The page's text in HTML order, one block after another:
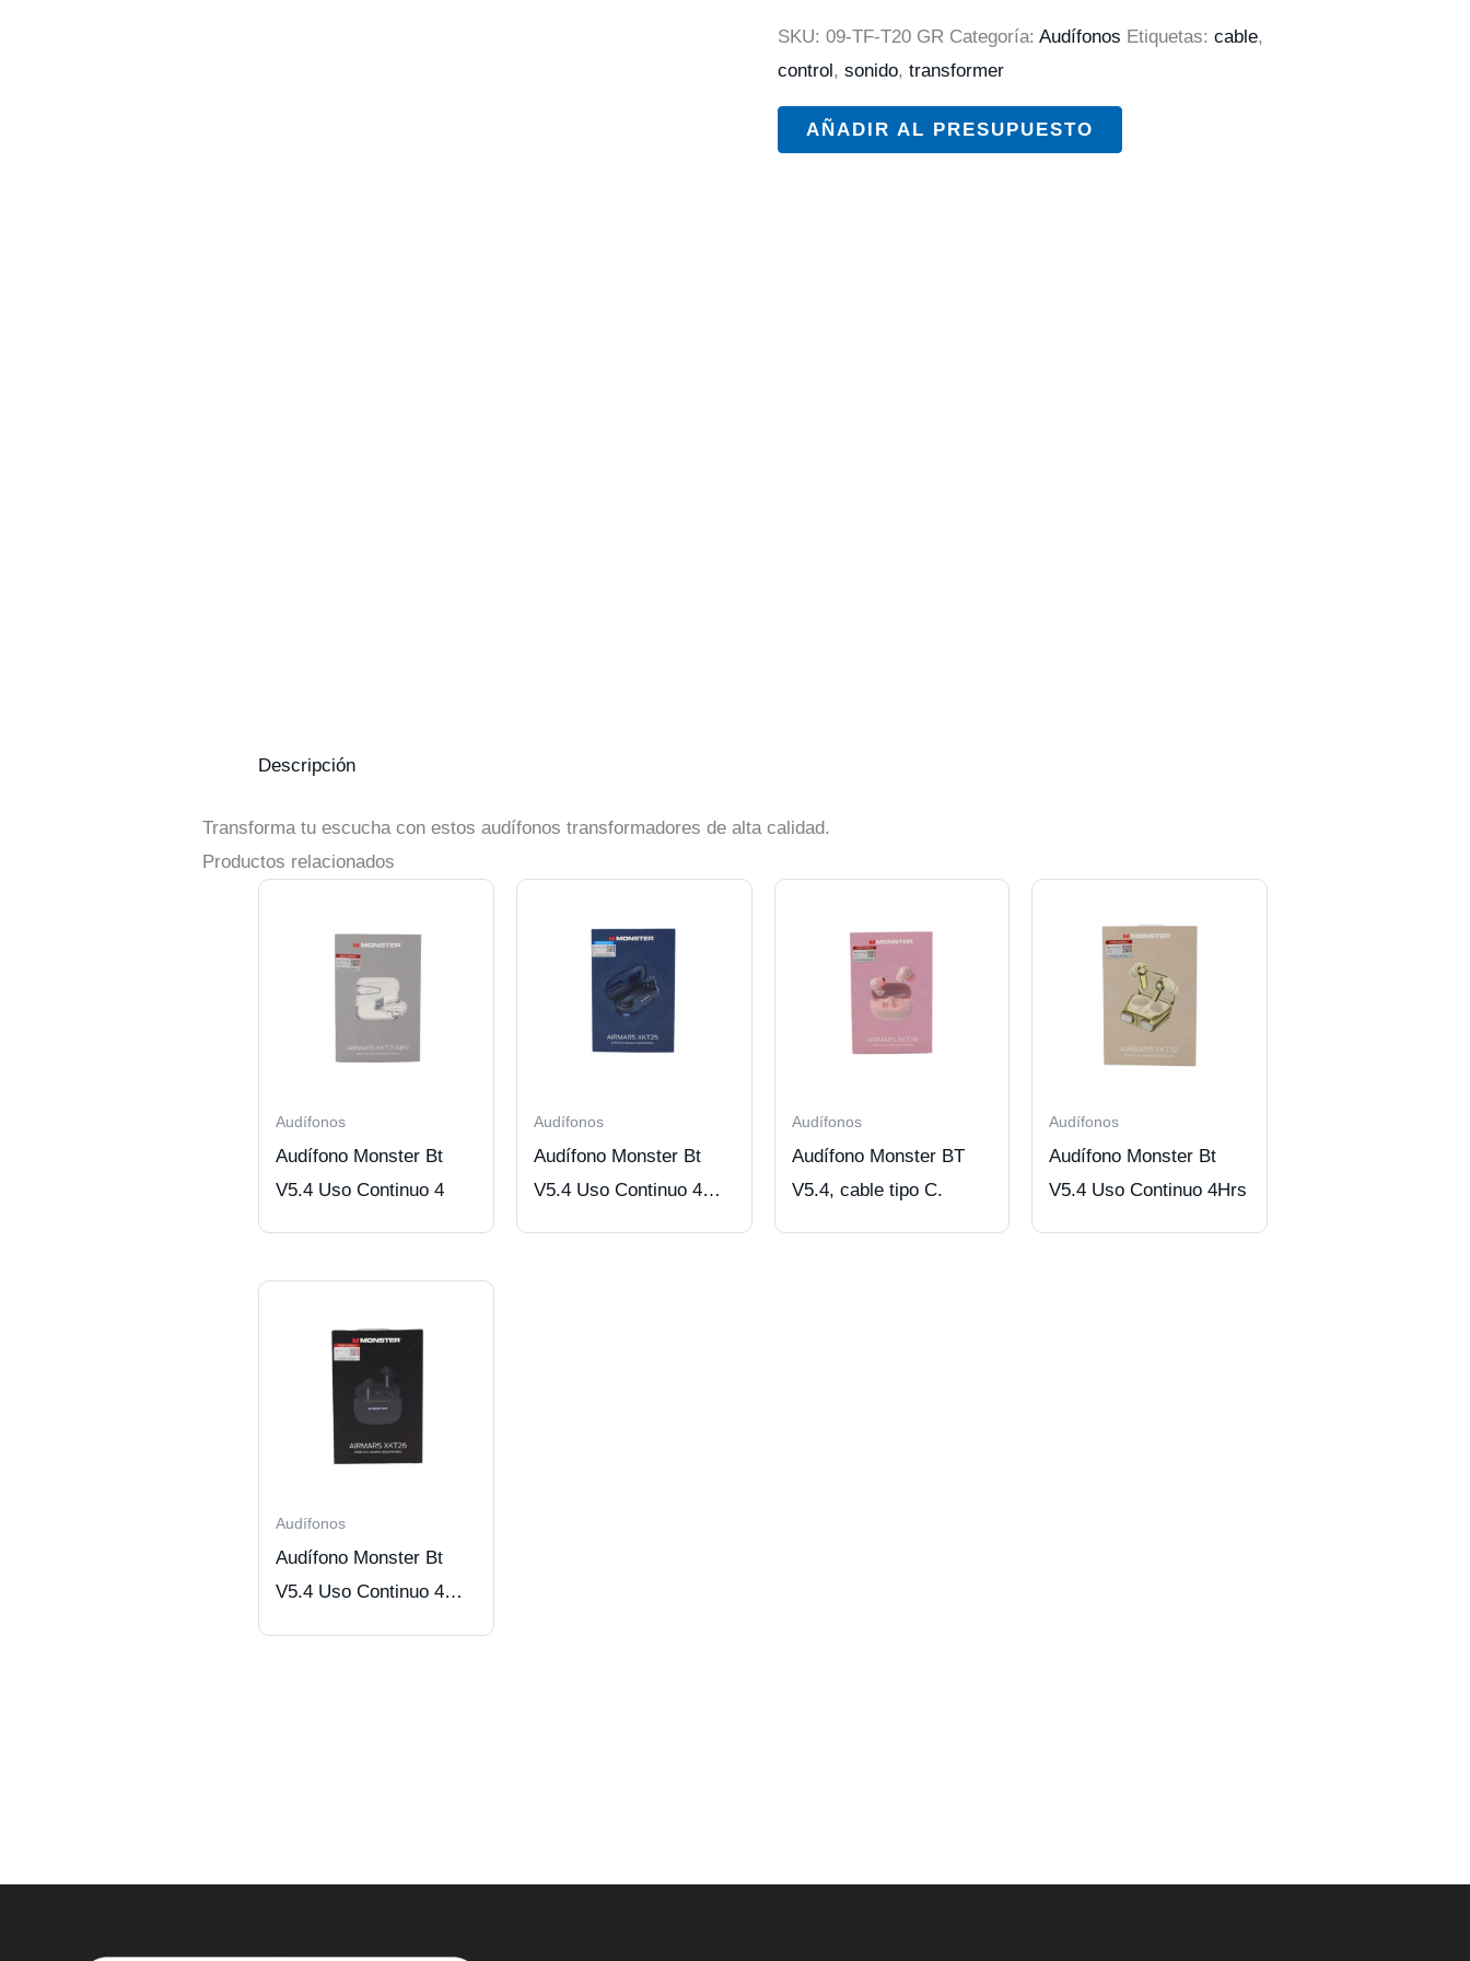
SKU: 09-TF-T20 GR Categoría: Audífonos Etiquetas: cable,
control, sonido, transformer
AÑADIR AL PRESUPUESTO
Descripción
Transforma tu escucha con estos audífonos transformadores de alta calidad.
Productos relacionados
Audífonos
Audífono Monster Bt
V5.4 Uso Continuo 4
Audífonos
Audífono Monster Bt
V5.4 Uso Continuo 4
Audífonos
Audífono Monster BT
V5.4, cable tipo C.
Audífonos
Audífono Monster Bt
V5.4 Uso Continuo 4Hrs
Audífonos
Audífono Monster Bt
V5.4 Uso Continuo 4